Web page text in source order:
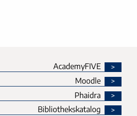
AcademyFIVE
Moodle
Phaidra
Bibliothekskatalog